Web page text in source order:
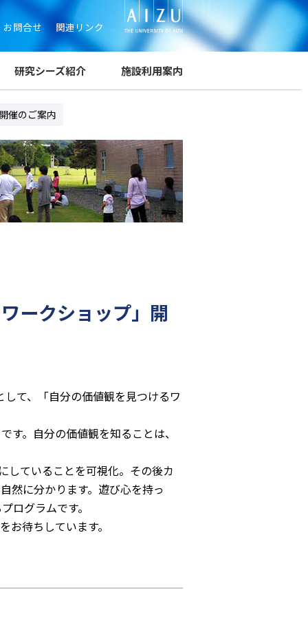
お問合せ 関連リンク
研究シーズ紹介 施設利用案内
催のご案内
ークショップ」開
て、「自分の価値観を見つけるワ
す。自分の価値観を知ることは、
していることを可視化。その後カ
然に分かります。遊び心を持っ
ログラムです。
待ちしています。